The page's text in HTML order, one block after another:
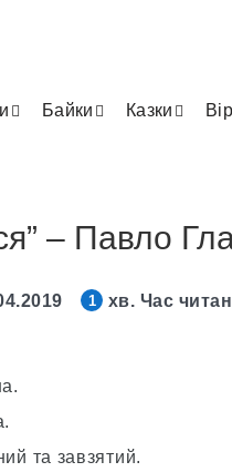
Байки Казки
– Павло
1 хв. Час
та завзятий.